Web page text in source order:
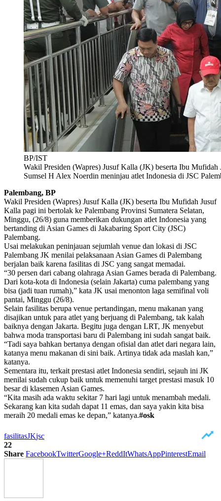
BP/IST
Wakil Presiden (Wapres) Jusuf Kalla (JK) beserta Ibu Mufidah
Sumsel H Alex Noerdin meninjau atlet Indonesia di JSC
Palembang, BP
Wakil Presiden (Wapres) Jusuf Kalla (JK) beserta Ibu Mufidah Jusuf
Kalla pagi ini bertolak ke Palembang Provinsi Sumatera Selatan,
Minggu, (26/8) guna memberikan dukungan atlet Indonesia yang
bertanding di Asian Games di Jakabaring Sport City (JSC)
Palembang.
Usai melakukan peninjauan sejumlah venue dan lokasi di JSC
Palembang JK menilai pelaksanaan Asian Games di Palembang
berjalan baik karena fasilitas di JSC yang sangat memadai.
“30 persen dari cabang olahraga Asian Games berada di Palembang.
Dari kota-kota di Indonesia (selain Jakarta) cuma palembang yang
bisa (jadi tuan rumah),” kata JK usai menonton laga semifinal voli
pantai, Minggu (26/8).
Selain fasilitas berupa venue pertandingan, menu makanan yang
disajikan untuk para atlet yang berjuang di Palembang, tak kalah
baiknya dengan Jakarta. Begitu juga dengan LRT, JK menyebut
bahwa moda transportasi baru di Palembang ini sudah sangat baik.
“Tadi saya bahkan bertanya dengan ofisial dan atlet dari negara lain,
katanya menu makanan di sini baik. Artinya tidak ada maslah kan,”
katanya.
Sementara itu, terkait prestasi atlet Indonesia sendiri, sejauh ini JK
menilai sudah cukup baik untuk memenuhi target prestasi masuk 10
besar di klasemen Asian Games.
“Kita masih ada waktu sekitar 7 hari lagi untuk menambah medali.
Sekarang kan kita sudah dapat 11 emas, dan saya yakin kita bisa
meraih 20 medali emas ke depan,” katanya.#osk
fasilitasJKjsc
22
Share FacebookTwitterGoogle+ReddItWhatsAppPinterestEmail